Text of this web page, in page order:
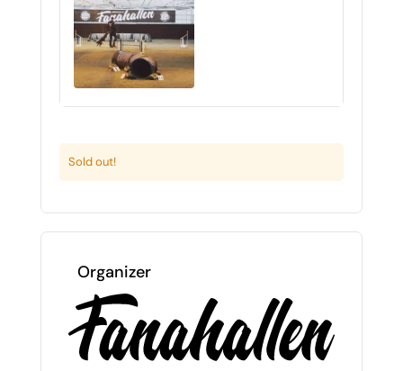
Sold out!
Organizer